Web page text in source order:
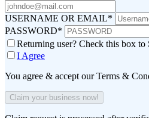
USERNAME OR EMAIL*
PASSWORD*
Returning user? Check this box to
I Agree
You agree & accept our Terms &